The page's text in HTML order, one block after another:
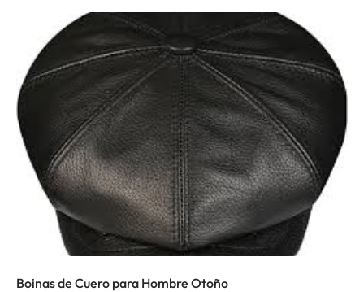
Boinas de Cuero para Hombre Otoño